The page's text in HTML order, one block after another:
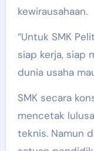
kewirausahaan.
“Untuk SMK
siap kerja, siap
dunia usaha
SMK secara
mencetak
teknis. Namun